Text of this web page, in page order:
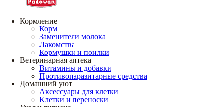
Кормление
Корм
Заменители молока
Лакомства
Кормушки и поилки
Ветеринарная аптека
Витамины и добавки
Противопаразитарные средства
Домашний уют
Аксессуары для клетки
Клетки и переноски